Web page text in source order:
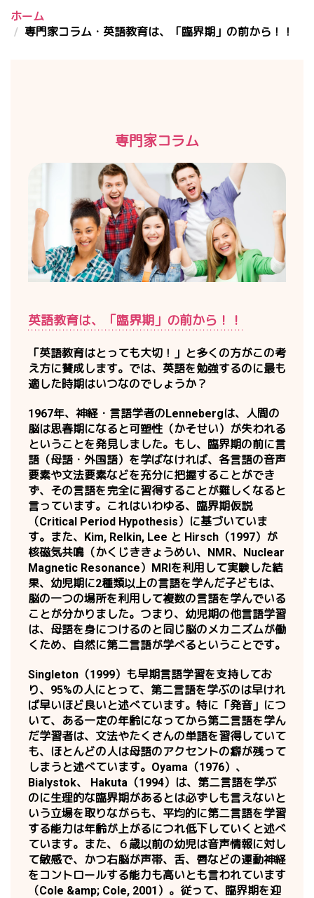
ホーム
専門家コラム・英語教育は、「臨界期」の前から！！
専門家コラム
英語教育は、「臨界期」の前から！！
「英語教育はとっても大切！」と多くの方がこの考
え方に賛成します。では、英語を勉強するのに最も
適した時期はいつなのでしょうか？
1967年、神経・言語学者のLennebergは、人間の
脳は思春期になると可塑性（かそせい）が失われる
ということを発見しました。もし、臨界期の前に言
語（母語・外国語）を学ばなければ、各言語の音声
要素や文法要素などを充分に把握することができ
ず、その言語を完全に習得することが難しくなると
言っています。これはいわゆる、臨界期仮説
（Critical Period Hypothesis）に基づいていま
す。また、Kim, Relkin, Lee と Hirsch（1997）が
核磁気共鳴（かくじききょうめい、NMR、Nuclear
Magnetic Resonance）MRIを利用して実験した結
果、幼児期に2種類以上の言語を学んだ子どもは、
脳の一つの場所を利用して複数の言語を学んでいる
ことが分かりました。つまり、幼児期の他言語学習
は、母語を身につけるのと同じ脳のメカニズムが働
くため、自然に第二言語が学べるということです。
Singleton（1999）も早期言語学習を支持してお
り、95%の人にとって、第二言語を学ぶのは早けれ
ば早いほど良いと述べています。特に「発音」につ
いて、ある一定の年齢になってから第二言語を学ん
だ学習者は、文法やたくさんの単語を習得していて
も、ほとんどの人は母語のアクセントの癖が残って
しまうと述べています。Oyama（1976）、
Bialystok、 Hakuta（1994）は、第二言語を学ぶ
のに生理的な臨界期があるとは必ずしも言えないと
いう立場を取りながらも、平均的に第二言語を学習
する能力は年齢が上がるにつれ低下していくと述べ
ています。また、６歳以前の幼児は音声情報に対し
て敏感で、かつ右脳が声帯、舌、唇などの運動神経
をコントロールする能力も高いとも言われています
（Cole &amp; Cole, 2001）。従って、臨界期を迎